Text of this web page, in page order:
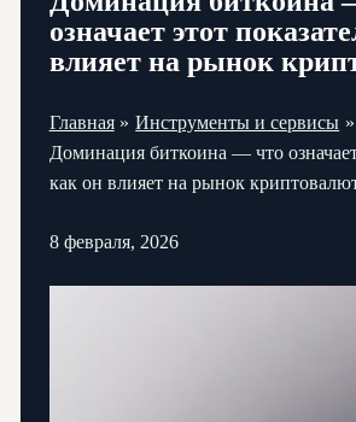
означает этот
влияет на рынок
Главная
Инструменты и сервисы
Доминация биткоина — что означает
как он влияет на рынок
8 февраля, 2026